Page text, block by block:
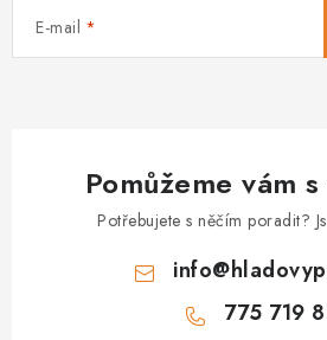
E-mail
Pomůžeme vám
Potřebujete s něčím poradit?
info@
775 719